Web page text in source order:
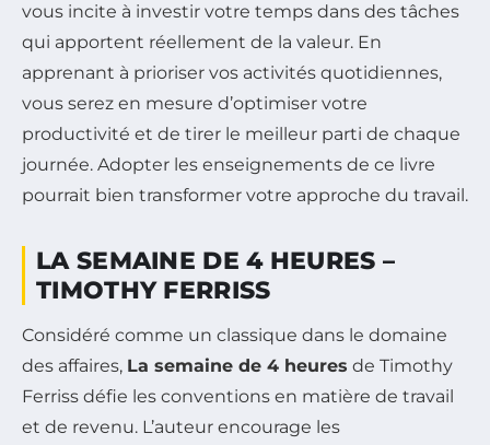
vous incite à investir votre temps dans des tâches
qui apportent réellement de la valeur. En
apprenant à prioriser vos activités quotidiennes,
vous serez en mesure d’optimiser votre
productivité et de tirer le meilleur parti de chaque
journée. Adopter les enseignements de ce livre
pourrait bien transformer votre approche du travail.
LA SEMAINE DE 4 HEURES –
TIMOTHY FERRISS
Considéré comme un classique dans le domaine
des affaires, La semaine de 4 heures de Timothy
Ferriss défie les conventions en matière de travail
et de revenu. L’auteur encourage les